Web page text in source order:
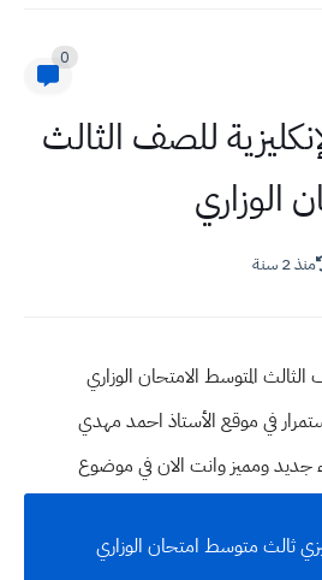
0
للصف الثالث
الوزاري
منذ 2 سنة
المتوسط الامتحان الوزاري
في موقع الأستاذ احمد مهدي
ومميز وانت الان في موضوع
ثالث متوسط امتحان الوزاري